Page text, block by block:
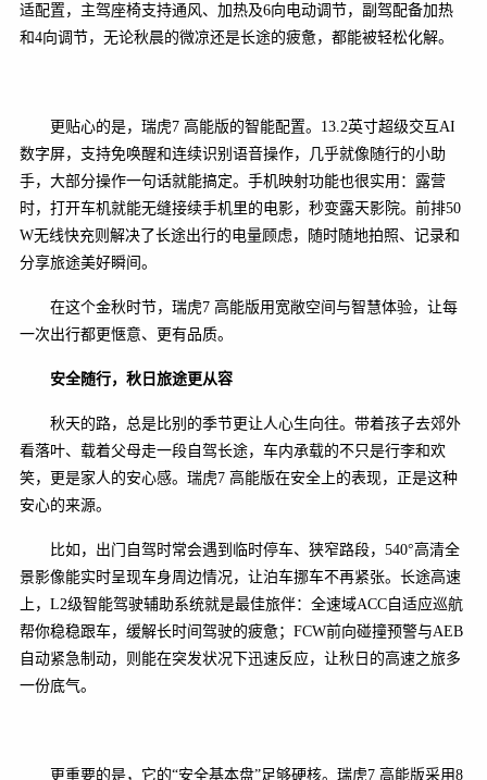
适配置，主驾座椅支持通风、加热及6向电动调节，副驾配备加热
和4向调节，无论秋晨的微凉还是长途的疲惫，都能被轻松化解。
更贴心的是，瑞虎7 高能版的智能配置。13.2英寸超级交互AI
数字屏，支持免唤醒和连续识别语音操作，几乎就像随行的小助
手，大部分操作一句话就能搞定。手机映射功能也很实用：露营
时，打开车机就能无缝接续手机里的电影，秒变露天影院。前排50
W无线快充则解决了长途出行的电量顾虑，随时随地拍照、记录和
分享旅途美好瞬间。
在这个金秋时节，瑞虎7 高能版用宽敞空间与智慧体验，让每
一次出行都更惬意、更有品质。
安全随行，秋日旅途更从容
秋天的路，总是比别的季节更让人心生向往。带着孩子去郊外
看落叶、载着父母走一段自驾长途，车内承载的不只是行李和欢
笑，更是家人的安心感。瑞虎7 高能版在安全上的表现，正是这种
安心的来源。
比如，出门自驾时常会遇到临时停车、狭窄路段，540°高清全
景影像能实时呈现车身周边情况，让泊车挪车不再紧张。长途高速
上，L2级智能驾驶辅助系统就是最佳旅伴：全速域ACC自适应巡航
帮你稳稳跟车，缓解长时间驾驶的疲惫；FCW前向碰撞预警与AEB
自动紧急制动，则能在突发状况下迅速反应，让秋日的高速之旅多
一份底气。
更重要的是，它的“安全基本盘”足够硬核。瑞虎7 高能版采用8